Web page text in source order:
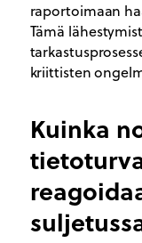
raportoimaan
Tämä
kriittisten
Kuinka